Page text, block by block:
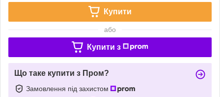
Купити
або
Купити з
Що таке купити з Пром?
Замовлення під захистом